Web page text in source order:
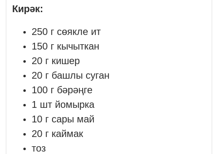
Кирәк:
250 г сөякле ит
150 г кычыткан
20 г кишер
20 г башлы суган
100 г бәрәңге
1 шт йомырка
10 г сары май
20 г каймак
тоз